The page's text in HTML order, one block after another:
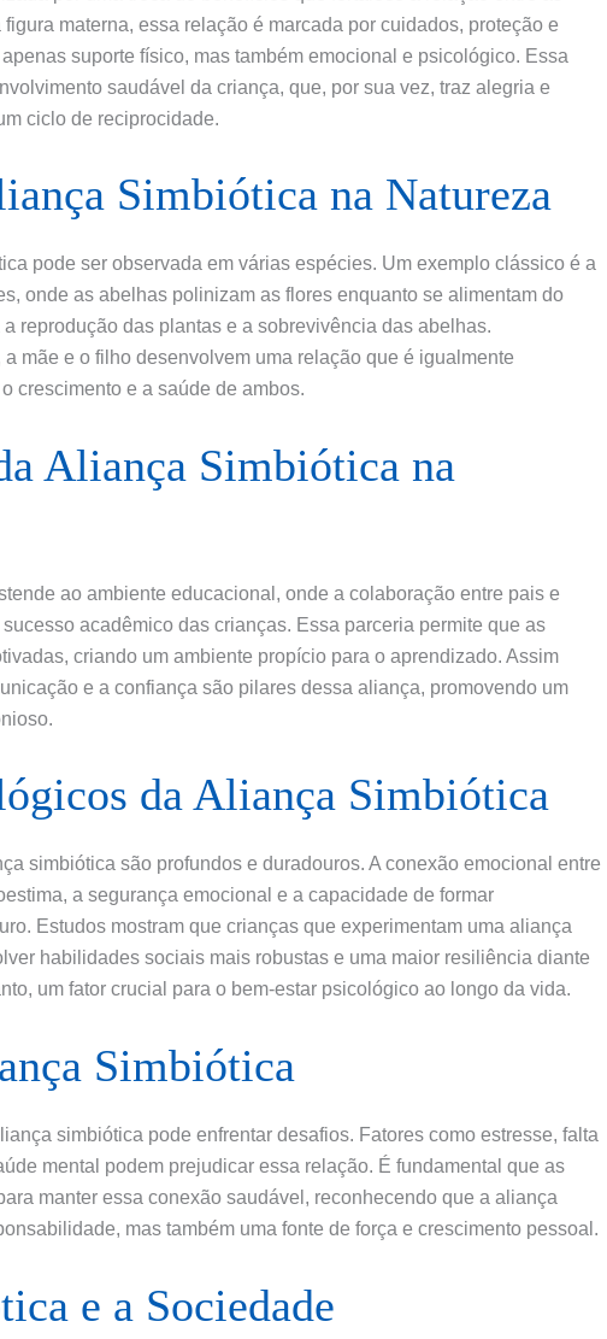
materna, essa relação é marcada por cuidados, proteção e
suporte físico, mas também emocional e psicológico. Essa
saudável da criança, que, por sua vez, traz alegria e
ciclo de reciprocidade.
Simbiótica na Natureza
pode ser observada em várias espécies. Um exemplo clássico é a
onde as abelhas polinizam as flores enquanto se alimentam do
reprodução das plantas e a sobrevivência das abelhas.
mãe e o filho desenvolvem uma relação que é igualmente
crescimento e a saúde de ambos.
Aliança Simbiótica na
ao ambiente educacional, onde a colaboração entre pais e
acadêmico das crianças. Essa parceria permite que as
criando um ambiente propício para o aprendizado. Assim
e a confiança são pilares dessa aliança, promovendo um
da Aliança Simbiótica
simbiótica são profundos e duradouros. A conexão emocional entre
a segurança emocional e a capacidade de formar
Estudos mostram que crianças que experimentam uma aliança
habilidades sociais mais robustas e uma maior resiliência diante
um fator crucial para o bem-estar psicológico ao longo da vida.
Simbiótica
simbiótica pode enfrentar desafios. Fatores como estresse, falta
mental podem prejudicar essa relação. É fundamental que as
manter essa conexão saudável, reconhecendo que a aliança
mas também uma fonte de força e crescimento pessoal.
e a Sociedade